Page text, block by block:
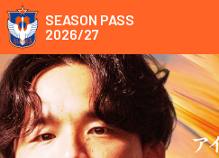
SEASON PASS
2026/27